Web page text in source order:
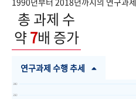
총 과제 수
약7배 증가
연구과제 수행 추세